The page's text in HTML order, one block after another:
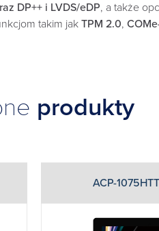
DP++ i LVDS/eDP, a także
takim jak TPM 2.0,
produkty
ACP-